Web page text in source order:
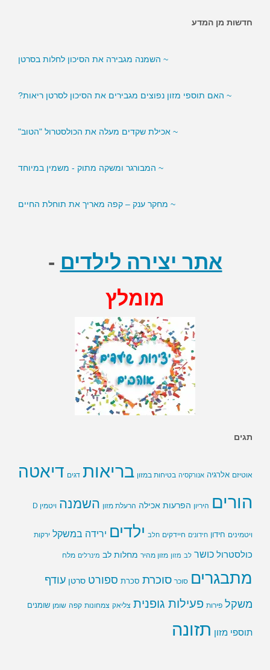
חדשות מן המדע
~ השמנה מגבירה את הסיכון לחלות בסרטן
~ האם תוספי מזון נפוצים מגבירים את הסיכון לסרטן ריאות?
~ אכילת שקדים מעלה את הכולסטרול "הטוב"
~ מחקר ענק – קפה מאריך את תוחלת החיים
אתר יצירה לילדים -
מומלץ
תגים
אוטיזם אלרגיה אנורקסיה בטיחות במזון בריאות דגים דיאטה
הורים היריון הפרעות אכילה הרעלת מזון השמנה ויטמין D
ויטמינים חידון חידונים חיידקים חלב ילדים ירידה במשקל ירקות
כולסטרול כושר לב מזון מזון מהיר מחלות לב מינרלים מלח
מתבגרים סוכר סוכרת סכרת ספורט סרטן עודף
משקל פירות פעילות גופנית צליאק צמחונות קפה שומן שומנים
תוספי מזון תזונה